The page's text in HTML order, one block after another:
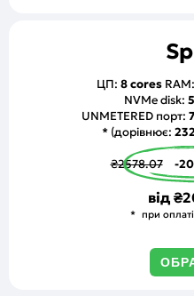
ЦП: 8 coresRAM:
NVMe disk:
UNMETERED порт:
* (дорівнює:
₴2578.07 -
від
при